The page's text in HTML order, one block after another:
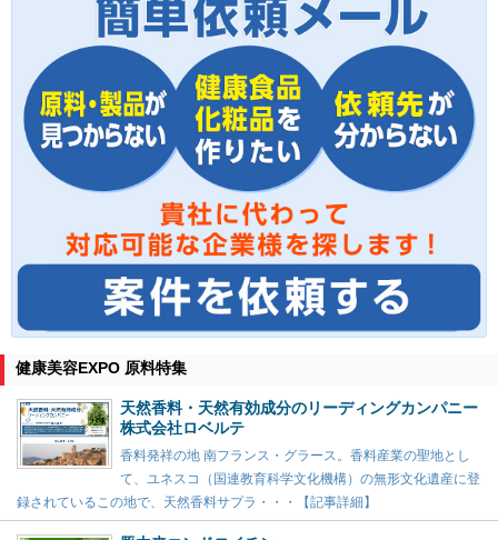
健康美容EXPO 原料特集
天然香料・天然有効成分のリーディングカンパニー
株式会社ロベルテ
香料発祥の地 南フランス・グラース。香料産業の聖地とし
て、ユネスコ（国連教育科学文化機構）の無形文化遺産に登
録されているこの地で、天然香料サプラ・・・【記事詳細】